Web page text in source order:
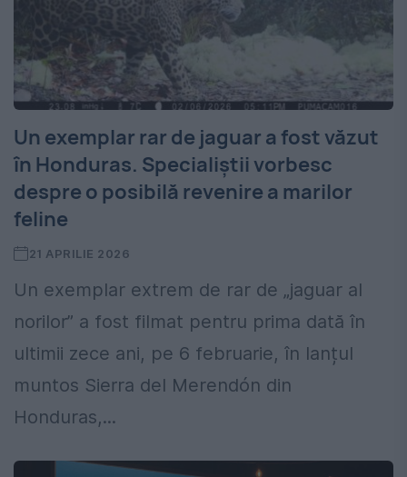
Un exemplar rar de jaguar a fost văzut
în Honduras. Specialiștii vorbesc
despre o posibilă revenire a marilor
feline
21 APRILIE 2026
Un exemplar extrem de rar de „jaguar al
norilor” a fost filmat pentru prima dată în
ultimii zece ani, pe 6 februarie, în lanțul
muntos Sierra del Merendón din
Honduras,...